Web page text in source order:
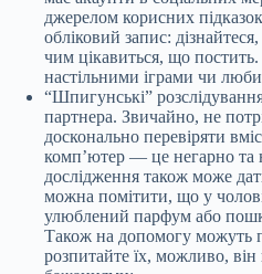
джерелом корисних
обліковий запис:
чим цікавиться, що
настільними іграми чи
“Шпигунські”
партнера. Звичайно, не
досконально перевіряти
комп’ютер — це негарно та
дослідження також може
можна помітити, що у
улюблений парфум або
Також на допомогу можуть
розпитайте їх, можливо,